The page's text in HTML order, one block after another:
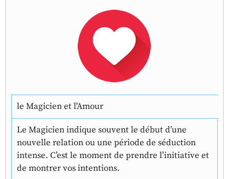
le Magicien et l'Amour
Le Magicien indique souvent le début d’une
nouvelle relation ou une période de séduction
intense. C’est le moment de prendre l’initiative et
de montrer vos intentions.